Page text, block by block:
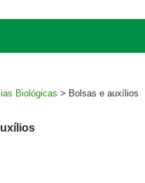
Biológicas > Bolsas e auxílios